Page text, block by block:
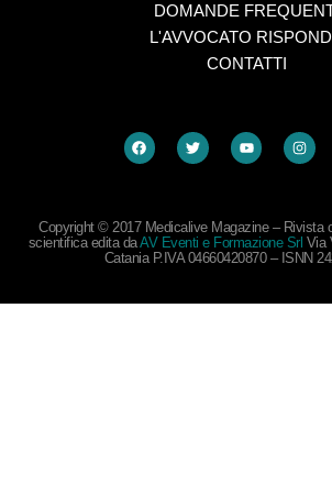
DOMANDE
L'AVVOCATO
CONTATTI
Copyright © 2017 Medicalive Magazine – Rivista
scientifica edita daAV Eventi e Formazione Srl Via
Catania P.IVA 04660420870 – ISNN